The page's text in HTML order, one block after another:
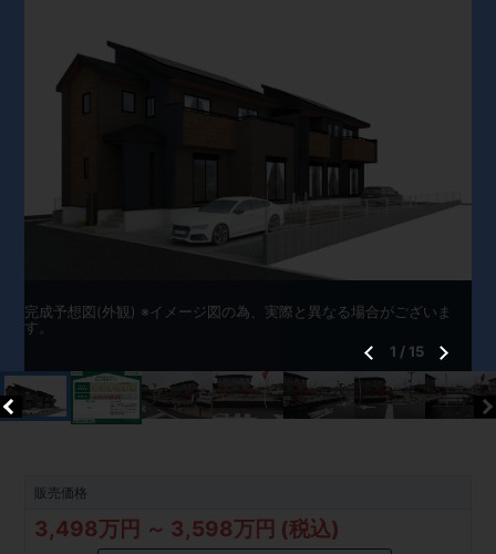
販売価格
3,498万円 ～ 3,598万円 (税込)
完成予想図(外観) ※イメージ図の為、実際と異なる場合がございま
す。
1 / 15